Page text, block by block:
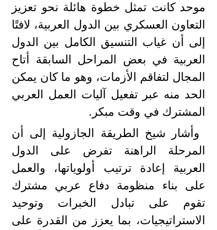
موحد كانت تمثل خطوة هائلة نحو تعزيز
التعاون العسكري بين الدول العربية، لافتًا
إلى أن غياب التنسيق الكامل بين الدول
العربية في بعض المراحل السابقة أتاح
المجال لتفاقم الأزمات، وهو ما كان يمكن
الحد منه عبر تفعيل آليات العمل العربي
المشترك في وقت مبكر.
وأشار شيخ الطريقة الجازولية إلى أن
المرحلة الراهنة تفرض على الدول
العربية إعادة ترتيب أولوياتها، والعمل
على بناء منظومة دفاع عربي مشترك
تقوم على تبادل الخبرات وتوحيد
الاستراتيجيات، بما يعزز من القدرة على